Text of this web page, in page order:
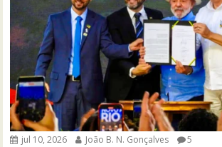
jul 10, 2026 João B. N. Gonçalves 5